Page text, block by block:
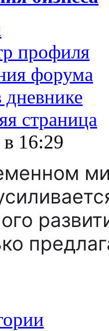
профиля
форума
дневнике
страница
16:29